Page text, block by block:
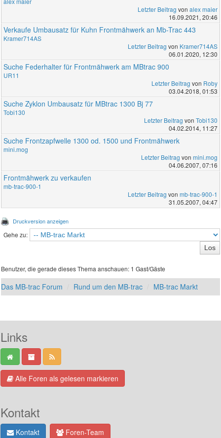
Letzter Beitrag von alex maier
16.09.2021, 20:46
Verkaufe Umbausatz für Kuhn Frontmähwerk an Mb-Trac 443
Kramer714AS
Letzter Beitrag von Kramer714AS
06.01.2020, 12:30
Suche Federhalter für Frontmähwerk am MBtrac 900
UR11
Letzter Beitrag von Roby
03.04.2018, 01:53
Suche Zyklon Umbausatz für MBtrac 1300 Bj 77
Tobi130
Letzter Beitrag von Tobi130
04.02.2014, 11:27
Suche Frontzapfwelle 1300 od. 1500 und Frontmähwerk
mini.mog
Letzter Beitrag von mini.mog
04.06.2007, 07:16
Frontmähwerk zu verkaufen
mb-trac-900-1
Letzter Beitrag von mb-trac-900-1
31.05.2007, 04:47
Druckversion anzeigen
Gehe zu:
Benutzer, die gerade dieses Thema anschauen: 1 Gast/Gäste
Das MB-trac Forum Rund um den MB-trac MB-trac Markt
Links
Alle Foren als gelesen markieren
Kontakt
Kontakt Foren-Team